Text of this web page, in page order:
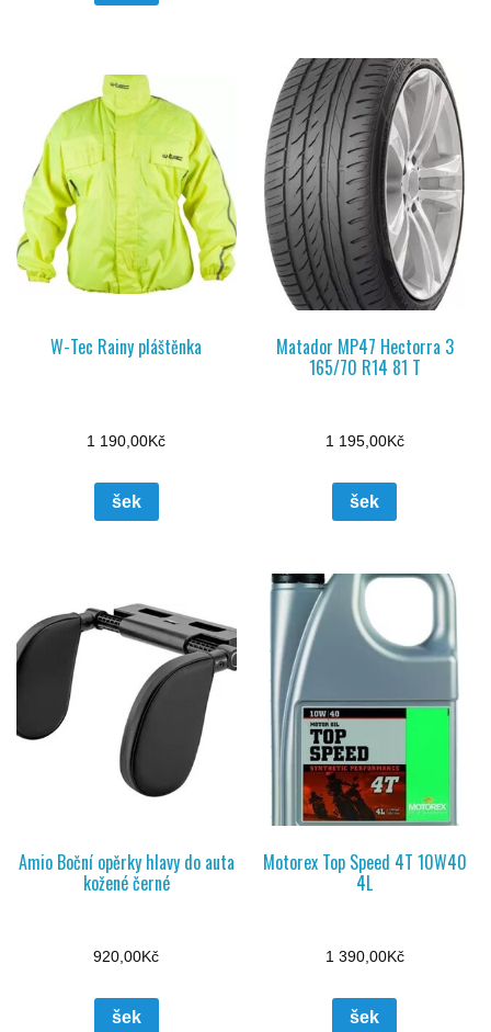
W-Tec Rainy pláštěnka
1 190,00Kč
šek
Matador MP47 Hectorra 3
165/70 R14 81 T
1 195,00Kč
šek
Amio Boční opěrky hlavy do auta
kožené černé
920,00Kč
šek
Motorex Top Speed 4T 10W40
4L
1 390,00Kč
šek